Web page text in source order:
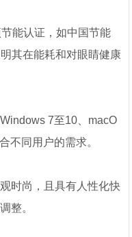
能认证，如中国节能
其在能耗和对眼睛健康
7至10、macO
不同用户的需求。
时尚，且具有人性化快
整。